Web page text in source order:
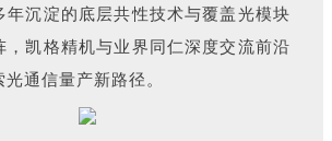
年沉淀的底层共性技术与覆盖光模块
，凯格精机与业界同仁深度交流前沿
通信量产新路径。